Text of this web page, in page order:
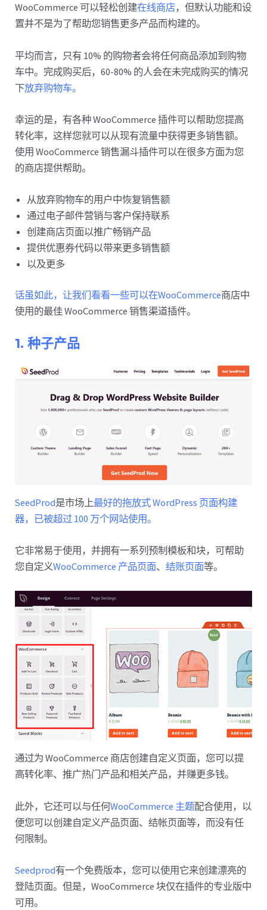
WooCommerce 可以轻松创建在线商店，但默认功能和设
置并不是为了帮助您销售更多产品而构建的。
平均而言，只有 10% 的购物者会将任何商品添加到购物
车中。完成购买后，60-80% 的人会在未完成购买的情况
下放弃购物车。
幸运的是，有各种 WooCommerce 插件可以帮助您提高
转化率，这样您就可以从现有流量中获得更多销售额。
使用 WooCommerce 销售漏斗插件可以在很多方面为您
的商店提供帮助。
从放弃购物车的用户中恢复销售额
通过电子邮件营销与客户保持联系
创建商店页面以推广畅销产品
提供优惠券代码以带来更多销售额
以及更多
话虽如此，让我们看看一些可以在WooCommerce商店中
使用的最佳 WooCommerce 销售渠道插件。
1. 种子产品
SeedProd是市场上最好的拖放式 WordPress 页面构建
器，已被超过 100 万个网站使用。
它非常易于使用，并拥有一系列预制模板和块，可帮助
您自定义WooCommerce 产品页面、结账页面等。
通过为 WooCommerce 商店创建自定义页面，您可以提
高转化率、推广热门产品和相关产品，并赚更多钱。
此外，它还可以与任何WooCommerce 主题配合使用，以
便您可以创建自定义产品页面、结帐页面等，而没有任
何限制。
Seedprod有一个免费版本，您可以使用它来创建漂亮的
登陆页面。但是，WooCommerce 块仅在插件的专业版中
可用。